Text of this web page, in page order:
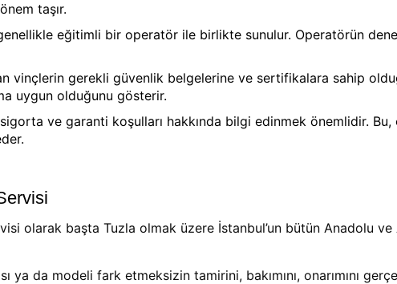
taşır.
eğitimli bir operatör ile birlikte sunulur. Operatörün
vinçlerin gerekli güvenlik belgelerine ve sertifikalara sahip
uygun olduğunu gösterir.
ve garanti koşulları hakkında bilgi edinmek önemlidir. Bu,
olarak başta Tuzla olmak üzere İstanbul’un bütün Anadolu ve
ya da modeli fark etmeksizin tamirini, bakımını, onarımını